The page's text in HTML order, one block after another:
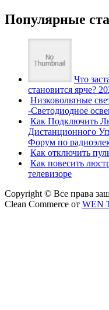
Популярные
Что
становится ярче?
Низковольтные
-Светодиодное
Как Подключить
Дистанционного
Форум по
Как отключить
Как повесить
телевизоре
Copyright © Все права
Clean Commerce от WEN